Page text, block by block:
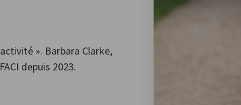
». Barbara Clarke,
depuis 2023.